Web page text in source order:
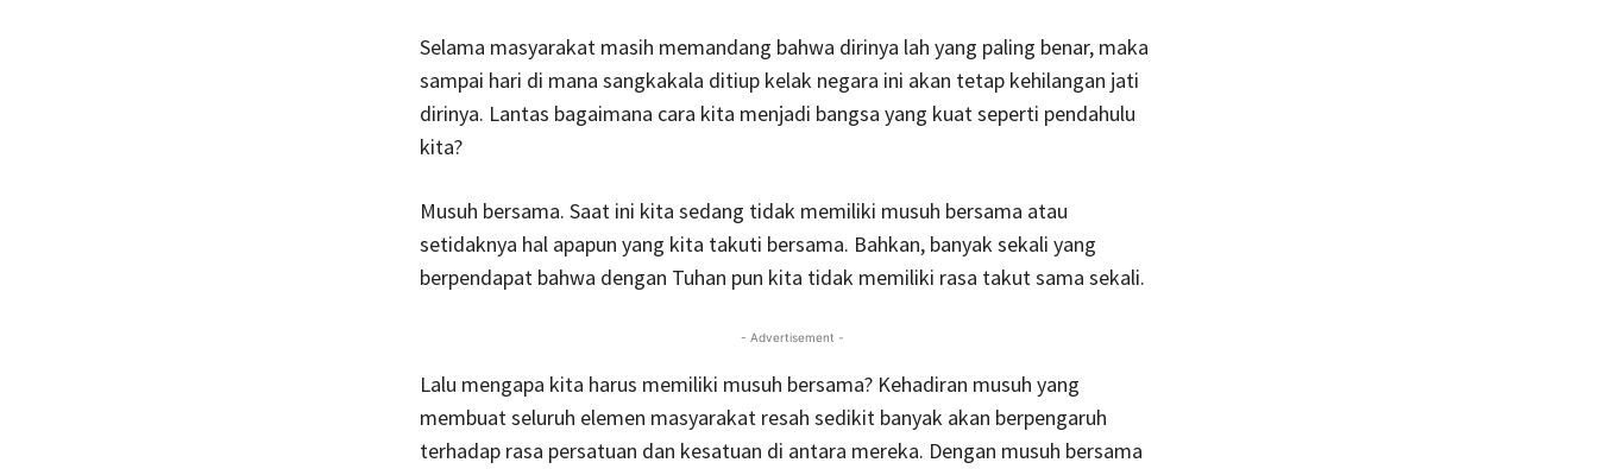
Selama masyarakat masih memandang bahwa dirinya lah yang paling benar, maka
sampai hari di mana sangkakala ditiup kelak negara ini akan tetap kehilangan jati
dirinya. Lantas bagaimana cara kita menjadi bangsa yang kuat seperti pendahulu
kita?
Musuh bersama. Saat ini kita sedang tidak memiliki musuh bersama atau
setidaknya hal apapun yang kita takuti bersama. Bahkan, banyak sekali yang
berpendapat bahwa dengan Tuhan pun kita tidak memiliki rasa takut sama sekali.
- Advertisement -
Lalu mengapa kita harus memiliki musuh bersama? Kehadiran musuh yang
membuat seluruh elemen masyarakat resah sedikit banyak akan berpengaruh
terhadap rasa persatuan dan kesatuan di antara mereka. Dengan musuh bersama